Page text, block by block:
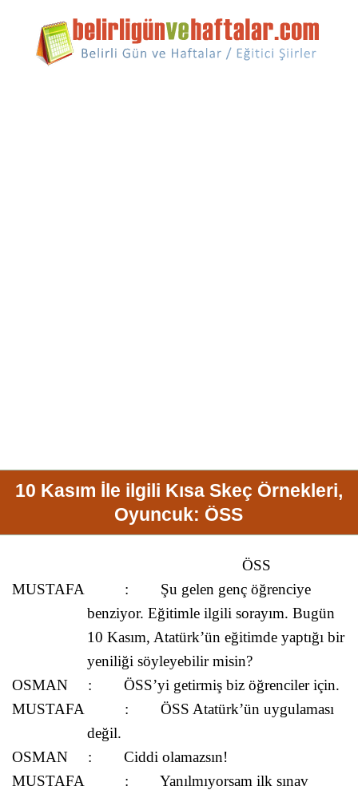
10 Kasım İle ilgili Kısa Skeç Örnekleri,
Oyuncuk: ÖSS
ÖSS
MUSTAFA
:
Şu gelen genç öğrenciye
benziyor. Eğitimle ilgili sorayım. Bugün
10 Kasım, Atatürk’ün eğitimde yaptığı bir
yeniliği söyleyebilir misin?
OSMAN
: ÖSS’yi getirmiş biz öğrenciler için.
MUSTAFA
: ÖSS Atatürk’ün uygulaması
değil.
OSMAN
:
Ciddi olamazsın!
MUSTAFA
:
Yanılmıyorsam ilk sınav